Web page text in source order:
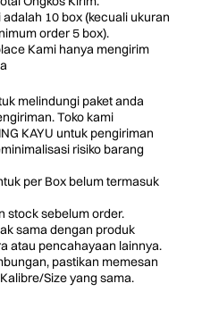
10 box (kecuali ukuran
order 5 box).
Kami hanya mengirim
melindungi paket anda
Toko kami
KAYU untuk pengiriman
risiko barang
per Box belum termasuk
stock sebelum order.
sama dengan produk
atau pencahayaan lainnya.
pastikan memesan
Size yang sama.